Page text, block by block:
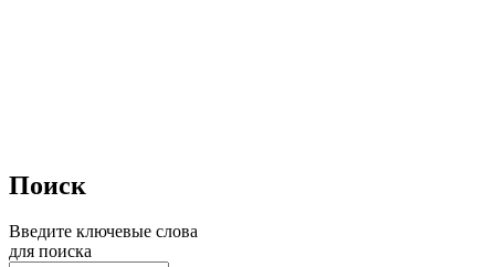
Поиск
Введите ключевые слова
для поиска